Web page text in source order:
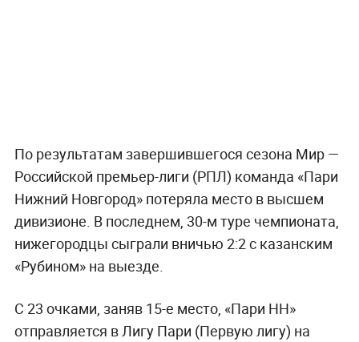
По результатам завершившегося сезона Мир —
Российской премьер-лиги (РПЛ) команда «Пари
Нижний Новгород» потеряла место в высшем
дивизионе. В последнем, 30-м туре чемпионата,
нижегородцы сыграли вничью 2:2 с казанским
«Рубином» на выезде.
С 23 очками, заняв 15-е место, «Пари НН»
отправляется в Лигу Пари (Первую лигу) на